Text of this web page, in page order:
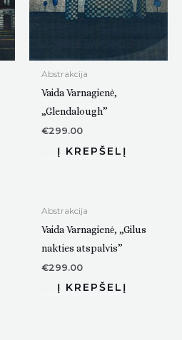
Abstrakcija
Vaida Varnagienė,
„Glendalough”
€299.00
Abstrakcija
Vaida Varnagienė, „Gilus
nakties atspalvis”
€299.00